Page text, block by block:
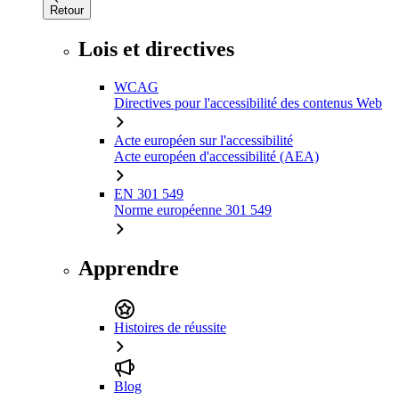
Retour
Lois et directives
WCAG
Directives pour l'accessibilité des contenus Web
Acte européen sur l'accessibilité
Acte européen d'accessibilité (AEA)
EN 301 549
Norme européenne 301 549
Apprendre
Histoires de réussite
Blog